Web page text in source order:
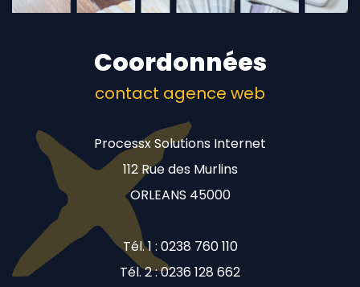
Coordonnées
contact agence web
Processx Solutions Internet
112 Rue des Murlins
ORLEANS 45000
Tél. 1 : 0238 760 110
Tél. 2 : 0236 128 662